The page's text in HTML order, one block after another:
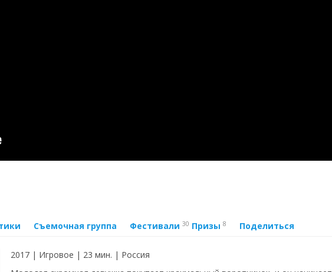
Съемочная группа Фестивали 30 Призы 8 Поделиться
2017 | Игровое | 23 мин. | Россия